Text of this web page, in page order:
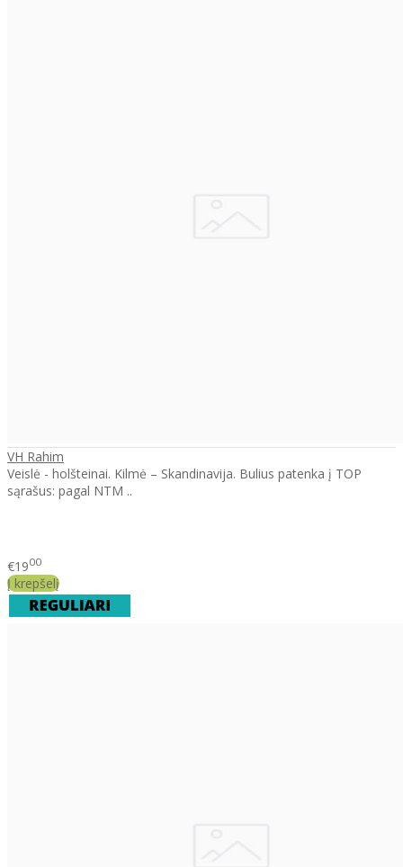
VH Rahim
Veislė - holšteinai. Kilmė – Skandinavija. Bulius patenka į TOP
sąrašus: pagal NTM ..
€1900
Į krepšelį